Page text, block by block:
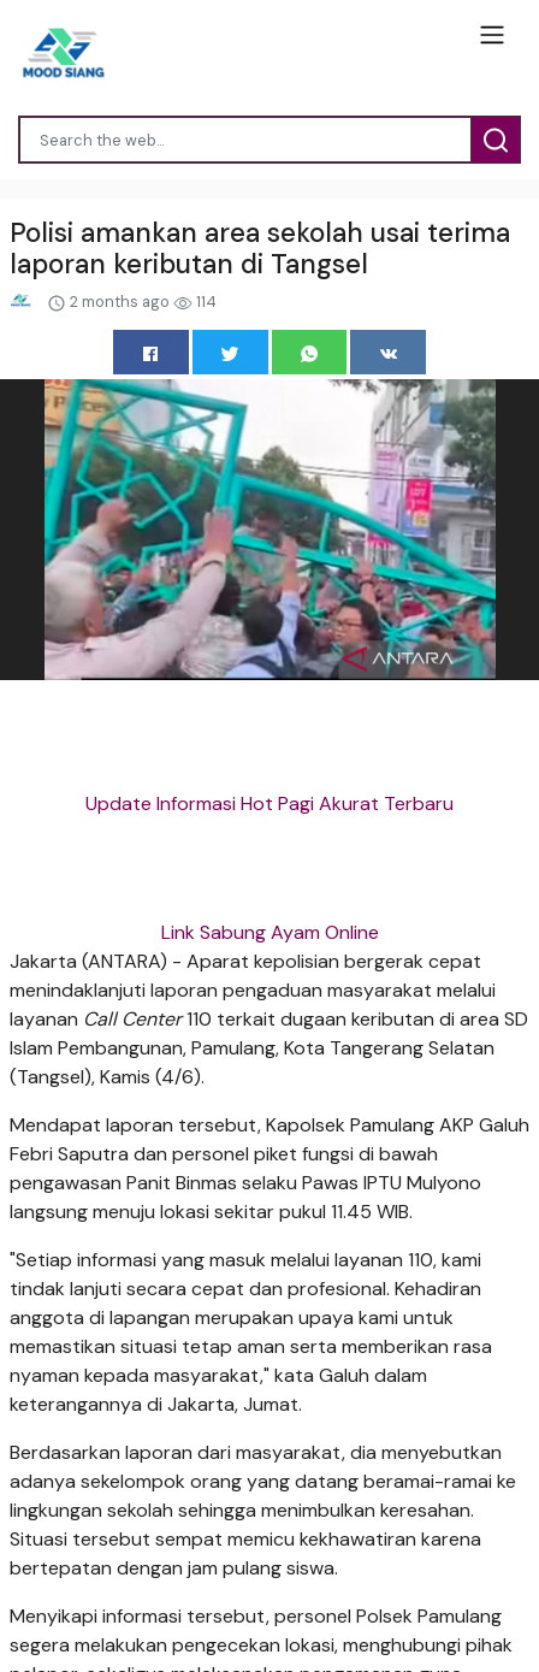
Polisi amankan area sekolah usai terima
laporan keributan di Tangsel
2 months ago 114
Update Informasi Hot Pagi Akurat Terbaru
Link Sabung Ayam Online
Jakarta (ANTARA) - Aparat kepolisian bergerak cepat
menindaklanjuti laporan pengaduan masyarakat melalui
layanan Call Center110 terkait dugaan keributan di area SD
Islam Pembangunan, Pamulang, Kota Tangerang Selatan
(Tangsel), Kamis (4/6).
Mendapat laporan tersebut, ​Kapolsek Pamulang AKP Galuh
Febri Saputra dan personel piket fungsi di bawah
pengawasan Panit Binmas selaku Pawas IPTU Mulyono
langsung menuju lokasi sekitar pukul 11.45 WIB.
​"Setiap informasi yang masuk melalui layanan 110, kami
tindak lanjuti secara cepat dan profesional. Kehadiran
anggota di lapangan merupakan upaya kami untuk
memastikan situasi tetap aman serta memberikan rasa
nyaman kepada masyarakat," kata Galuh dalam
keterangannya di Jakarta, Jumat.
Berdasarkan laporan dari masyarakat, dia ​menyebutkan
adanya sekelompok orang yang datang beramai-ramai ke
lingkungan sekolah sehingga menimbulkan keresahan.
Situasi tersebut sempat memicu kekhawatiran karena
bertepatan dengan jam pulang siswa.
​Menyikapi informasi tersebut, personel Polsek Pamulang
segera melakukan pengecekan lokasi, menghubungi pihak